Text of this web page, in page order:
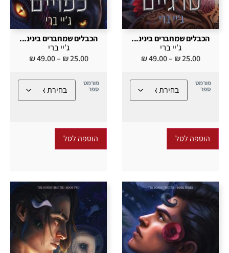
הכבלים שמחברים בינינ...
ג'יי ברי
₪25.00
–
₪49.00
פורמט
ספר
הוספה לסל
הכבלים שמחברים בינינ...
ג'יי ברי
₪25.00
–
₪49.00
פורמט
ספר
הוספה לסל